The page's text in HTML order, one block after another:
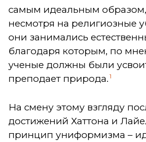
самым идеальным
несмотря на религиозные
они занимались
благодаря которым, по
ученые должны были
преподает природа. 1
На смену этому взгляду
достижений Хаттона и
принцип униформизма –